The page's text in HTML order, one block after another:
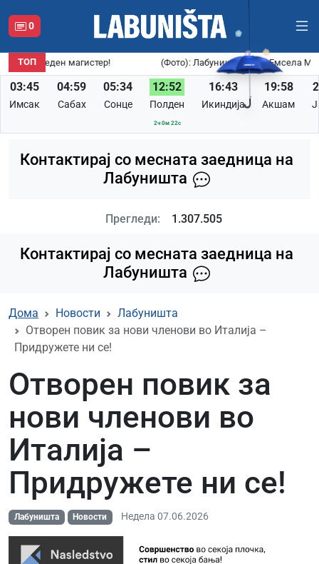
0
ТОП
еден магистер! (Фото): Лабуништанката Емсела
03:45
Имсак
04:59
Сабах
05:34
Сонце
12:52
Полден
2ч 0м 21с
16:43
Икиндија
19:58
Акшам
Контактирај со месната заедница на
Лабуништа
Прегледи: 1.307.505
Контактирај со месната заедница на
Лабуништа
Дома Новости
Лабуништа
Отворен повик за нови членови во Италија –
Придружете ни се!
Отворен повик за
нови членови во
Италија –
Придружете ни се!
Лабуништа Новости Недела 07.06.2026